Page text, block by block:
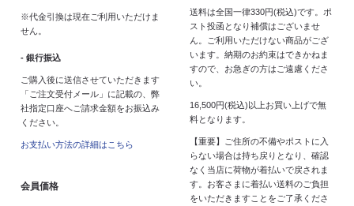
※代金引換は現在ご利用いただけま
せん。
- 銀行振込
ご購入後に送信させていただきます
「ご注文受付メール」に記載の、弊
社指定口座へご請求金額をお振込み
ください。
お支払い方法の詳細はこちら
会員価格
送料は全国一律330円(税込)です。ポ
スト投函となり補償はございませ
ん。ご利用いただけない商品がござ
います。納期のお約束はできかねま
すので、お急ぎの方はご遠慮くださ
い。
16,500円(税込)以上お買い上げで無
料となります。
【重要】ご住所の不備やポストに入
らない場合は持ち戻りとなり、確認
なく当店に荷物が着払いで戻されま
す。お客さまに着払い送料のご負担
をいただきますことをご了承くださ